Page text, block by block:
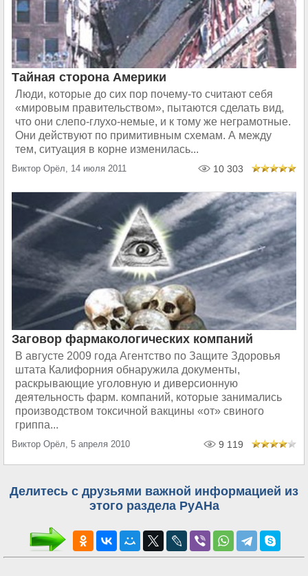
Тайная сторона Америки
Люди, которые до сих пор почему-то считают себя
«мировым правительством», пытаются сделать вид,
что они слепо-глухо-немые, и к тому же неграмотные.
Они действуют по примитивным схемам. А между
тем, ситуация в корне изменилась...
Виктор Орёл, 14 июля 2011 10 303
Заговор фармакологических компаний
В августе 2009 года Агентство по Защите Здоровья
штата Калифорния обнаружила документы,
раскрывающие уголовную и диверсионную
деятельность фарм. компаний, которые занимались
производством токсичной вакцины «от» свиного
гриппа...
Виктор Орёл, 5 апреля 2010 9 119
Делитесь с друзьями важной информацией из
этого раздела РуАНа